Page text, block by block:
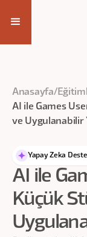
Anasayfa/
AI ile Games
ve Uygulanabilir
Yapay Zeka
AI ile
Küçük